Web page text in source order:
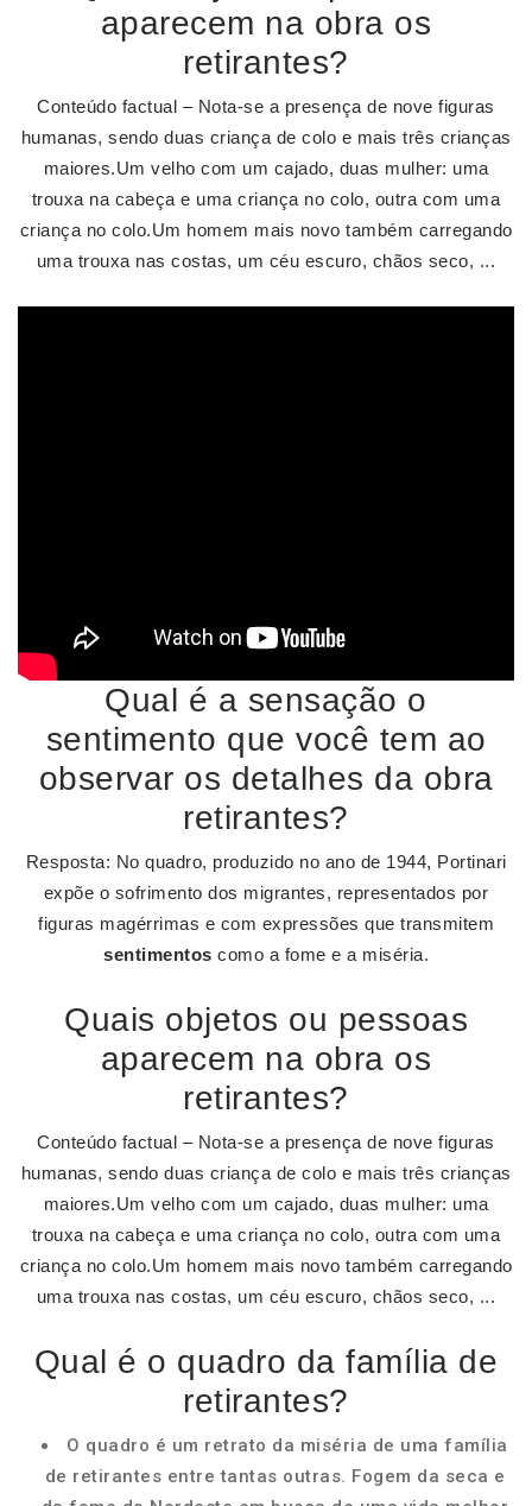
aparecem na obra os
retirantes?
Conteúdo factual – Nota-se a presença de nove figuras
humanas, sendo duas criança de colo e mais três crianças
maiores.Um velho com um cajado, duas mulher: uma
trouxa na cabeça e uma criança no colo, outra com uma
criança no colo.Um homem mais novo também carregando
uma trouxa nas costas, um céu escuro, chãos seco, ...
Qual é a sensação o
sentimento que você tem ao
observar os detalhes da obra
retirantes?
Resposta: No quadro, produzido no ano de 1944, Portinari
expõe o sofrimento dos migrantes, representados por
figuras magérrimas e com expressões que transmitem
sentimentos como a fome e a miséria.
Quais objetos ou pessoas
aparecem na obra os
retirantes?
Conteúdo factual – Nota-se a presença de nove figuras
humanas, sendo duas criança de colo e mais três crianças
maiores.Um velho com um cajado, duas mulher: uma
trouxa na cabeça e uma criança no colo, outra com uma
criança no colo.Um homem mais novo também carregando
uma trouxa nas costas, um céu escuro, chãos seco, ...
Qual é o quadro da família de
retirantes?
O quadro é um retrato da miséria de uma família
de retirantes entre tantas outras. Fogem da seca e